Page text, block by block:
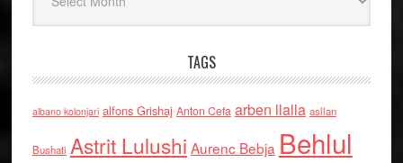
TAGS
albano kolonjari alfons Grishaj Anton Cefa arben llalla asllan
Bushati Astrit Lulushi Aurenc Bebja Behlul